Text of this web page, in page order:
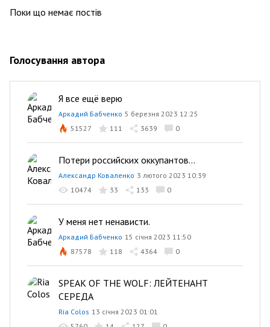
Поки що немає постів
Голосування автора
Я все ещё верю
Аркадий Бабченко 5 березня 2023 12:25
51527
111 3639 0
Потери российских оккупантов...
Александр Коваленко 3 лютого 2023 10:39
10474
33 133 0
У меня нет ненависти.
Аркадий Бабченко 15 січня 2023 11:50
87578
118 4364 0
SPEAK OF THE WOLF: ЛЕЙТЕНАНТ
СЕРЕДА
Ria Colos 13 січня 2023 01:01